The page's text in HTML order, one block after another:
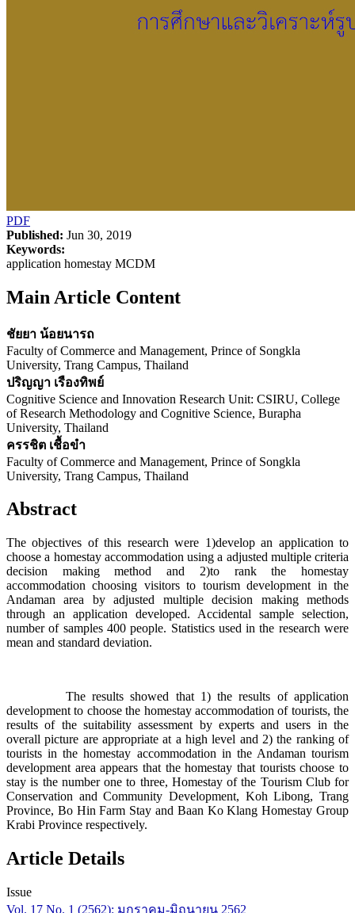
PDF
Published: Jun 30, 2019
Keywords:
application homestay MCDM
Main Article Content
ชัยยา น้อยนารถ
Faculty of Commerce and Management, Prince of Songkla
University, Trang Campus, Thailand
ปริญญา เรืองทิพย์
Cognitive Science and Innovation Research Unit: CSIRU, College
of Research Methodology and Cognitive Science, Burapha
University, Thailand
ครรชิต เชื้อขำ
Faculty of Commerce and Management, Prince of Songkla
University, Trang Campus, Thailand
Abstract
The objectives of this research were 1)develop an application to
choose a homestay accommodation using a adjusted multiple criteria
decision making method and 2)to rank the homestay
accommodation choosing visitors to tourism development in the
Andaman area by adjusted multiple decision making methods
through an application developed. Accidental sample selection,
number of samples 400 people. Statistics used in the research were
mean and standard deviation.
The results showed that 1) the results of application
development to choose the homestay accommodation of tourists, the
results of the suitability assessment by experts and users in the
overall picture are appropriate at a high level and 2) the ranking of
tourists in the homestay accommodation in the Andaman tourism
development area appears that the homestay that tourists choose to
stay is the number one to three, Homestay of the Tourism Club for
Conservation and Community Development, Koh Libong, Trang
Province, Bo Hin Farm Stay and Baan Ko Klang Homestay Group
Krabi Province respectively.
Article Details
Issue
Vol. 17 No. 1 (2562): มกราคม-มิถุนายน 2562